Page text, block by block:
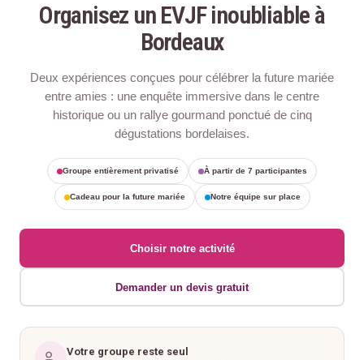
Organisez un EVJF inoubliable à
Bordeaux
Deux expériences conçues pour célébrer la future mariée
entre amies : une enquête immersive dans le centre
historique ou un rallye gourmand ponctué de cinq
dégustations bordelaises.
Groupe entièrement privatisé À partir de 7 participantes
Cadeau pour la future mariée Notre équipe sur place
Choisir notre activité
Demander un devis gratuit
Votre groupe reste seul